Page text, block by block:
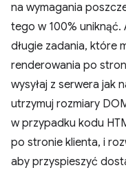
na wymagania
tego w 100%
długie zadania, które
renderowania po
wysyłaj z serwera jak
utrzymuj rozmiary
w przypadku kodu
po stronie klienta, i
aby przyspieszyć